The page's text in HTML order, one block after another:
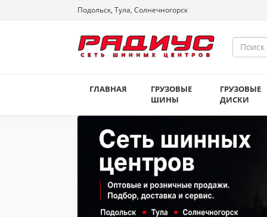
Подольск, Тула, Солнечногорск
ГЛАВНАЯ
ГРУЗОВЫЕ
ШИНЫ
ГРУЗОВЫЕ
ДИСКИ